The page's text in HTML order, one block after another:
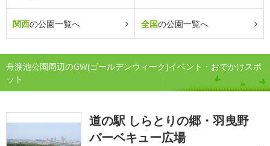
関西の公園一覧へ 全国の公園一覧へ
舟渡池公園周辺のGW(ゴールデンウィーク)イベント・おでかけスポ
ット
道の駅 しらとりの郷・羽曳野
バーベキュー広場